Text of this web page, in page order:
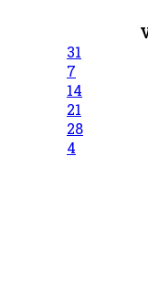
31
7
14
21
28
4